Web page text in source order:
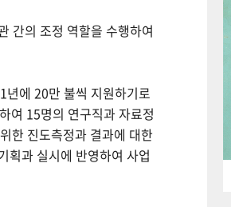
간의 조정 역할을 수행하여
년에 20만 불씩 지원하기로
여 15명의 연구직과 자료정
한 진도측정과 결과에 대한
획과 실시에 반영하여 사업